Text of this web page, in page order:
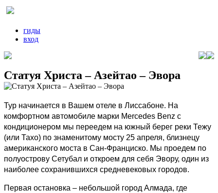
гиды
вход
Статуя Христа – Азейтао – Эвора
Тур начинается в Вашем отеле в Лиссабоне. На
комфортном автомобиле марки Mercedes Benz с
кондиционером мы переедем на южный берег реки Тежу
(или Тахо) по знаменитому мосту 25 апреля, близнецу
американского моста в Сан-Франциско. Мы проедем по
полуострову Сетубал и откроем для себя Эвору, один из
наиболее сохранившихся средневековых городов.
Первая остановка – небольшой город Алмада, где